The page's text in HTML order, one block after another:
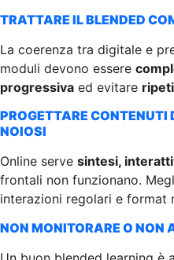
TRATTARE IL BLENDED
La coerenza tra digitale e
moduli devono essere
progressiva ed evitare
PROGETTARE CONTENUTI
NOIOSI
Online serve sintesi,
frontali non funzionano.
interazioni regolari e format
NON MONITORARE O NON